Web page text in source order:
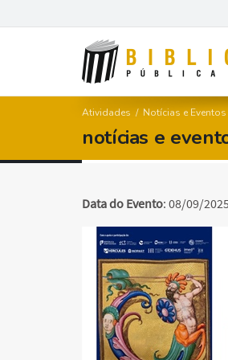
Atividades / Notícias e Eventos
notícias e event
Data do Evento: 08/09/